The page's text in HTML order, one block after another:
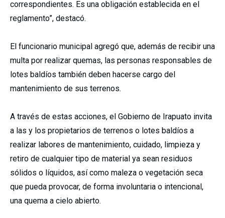
correspondientes. Es una obligación establecida en el
reglamento”, destacó.
El funcionario municipal agregó que, además de recibir una
multa por realizar quemas, las personas responsables de
lotes baldíos también deben hacerse cargo del
mantenimiento de sus terrenos.
A través de estas acciones, el Gobierno de Irapuato invita
a las y los propietarios de terrenos o lotes baldíos a
realizar labores de mantenimiento, cuidado, limpieza y
retiro de cualquier tipo de material ya sean residuos
sólidos o líquidos, así como maleza o vegetación seca
que pueda provocar, de forma involuntaria o intencional,
una quema a cielo abierto.